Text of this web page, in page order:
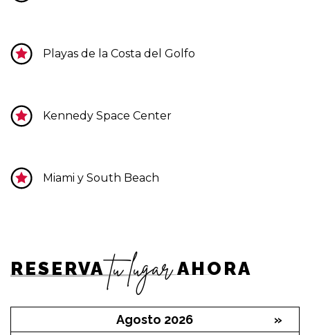
Playas de la Costa del Golfo
Kennedy Space Center
Miami y South Beach
RESERVAtu lugarAHORA
Agosto 2026
»